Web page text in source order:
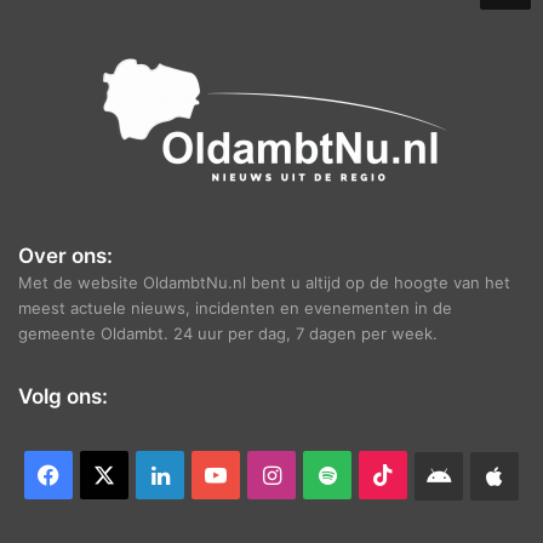
Over ons:
Met de website OldambtNu.nl bent u altijd op de hoogte van het
meest actuele nieuws, incidenten en evenementen in de
gemeente Oldambt. 24 uur per dag, 7 dagen per week.
Volg ons:
Facebook LinkedInYouTubeInstagram
Spotify TikTokAndroid